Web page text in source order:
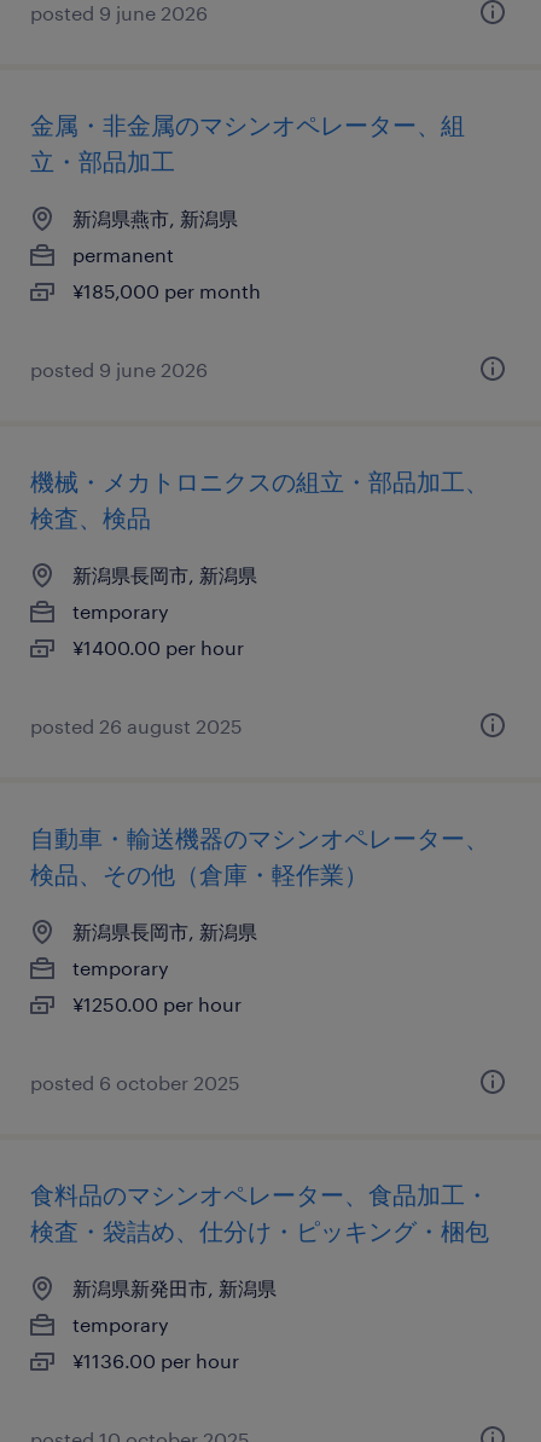
posted 9 june 2026
金属・非金属のマシンオペレーター、組
立・部品加工
新潟県燕市, 新潟県
permanent
¥185,000 per month
posted 9 june 2026
機械・メカトロニクスの組立・部品加工、
検査、検品
新潟県長岡市, 新潟県
temporary
¥1400.00 per hour
posted 26 august 2025
自動車・輸送機器のマシンオペレーター、
検品、その他（倉庫・軽作業）
新潟県長岡市, 新潟県
temporary
¥1250.00 per hour
posted 6 october 2025
食料品のマシンオペレーター、食品加工・
検査・袋詰め、仕分け・ピッキング・梱包
新潟県新発田市, 新潟県
temporary
¥1136.00 per hour